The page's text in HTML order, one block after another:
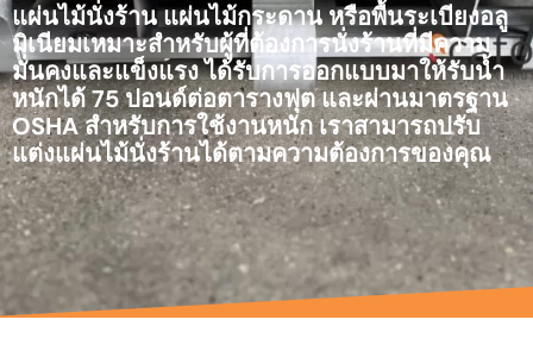
แผ่นไม้นั่งร้าน แผ่นไม้กระดาน หรือพื้นระเบียงอลู
มิเนียมเหมาะสำหรับผู้ที่ต้องการนั่งร้านที่มีความ
มั่นคงและแข็งแรง ได้รับการออกแบบมาให้รับน้ำ
หนักได้ 75 ปอนด์ต่อตารางฟุต และผ่านมาตรฐาน
OSHA สำหรับการใช้งานหนัก เราสามารถปรับ
แต่งแผ่นไม้นั่งร้านได้ตามความต้องการของคุณ